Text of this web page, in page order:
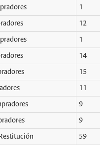
1
12
1
14
15
11
9
9
59